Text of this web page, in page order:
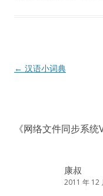
文
← 汉语小词典
《网络文件同步系统
康叔
2011 年 12